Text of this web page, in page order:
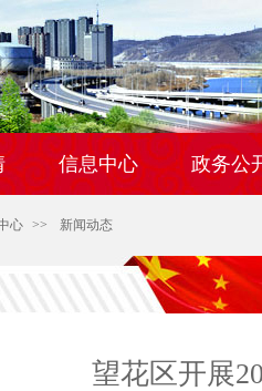
信息中心 政务公
心 >> 新闻动态
望花区开展